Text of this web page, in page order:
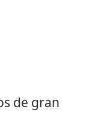
de gran